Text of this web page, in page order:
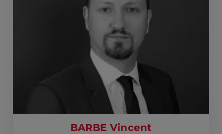
BARBE Vincent